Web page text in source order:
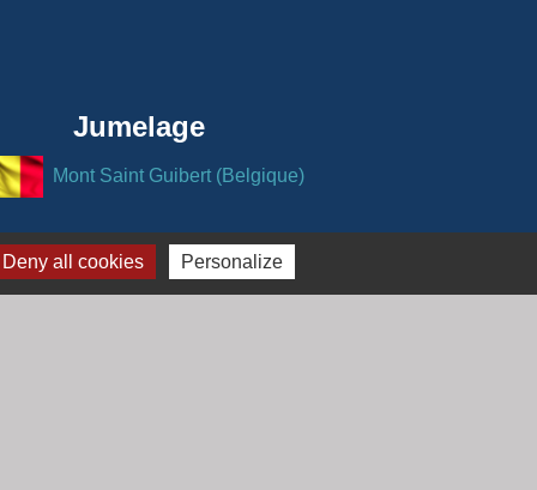
Jumelage
Mont Saint Guibert (Belgique)
- Gestion des cookies
all cookies Personalize